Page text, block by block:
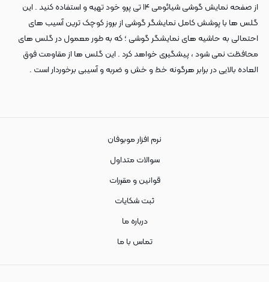
از صفحه نمایش گوشی شیائومی ۱۴ تی پرو خود تهیه و استفاده کنید . این
گلس ها با پوشش کامل نمایشگر گوشی از بروز کوچک ترین آسیب های
احتمالی به حاشیه های نمایشگر گوشی ؛ که به طور معمول در گلس های
محافظت نمی شود ، پیشگیری خواهد کرد . این گلس ها از مقاومت فوق
العاده بالایی در برابر هرگونه خط و خش و ضربه و آسیبی برخوردار است .
نرم افزار موبوفان
سوالات متداول
قوانین و مقررات
ثبت شکایات
درباره ما
تماس با ما